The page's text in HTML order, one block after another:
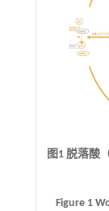
图1 脱落酸
Figure 1